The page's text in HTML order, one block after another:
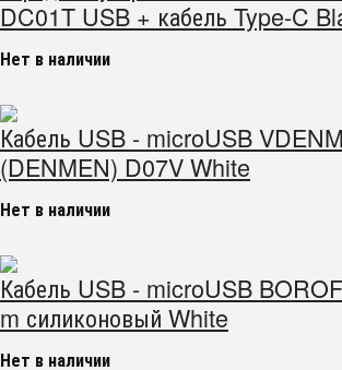
DC01T USB + кабель Type-C
Нет в наличии
Кабель USB - microUSB
(DENMEN) D07V White
Нет в наличии
Кабель USB - microUSB
m силиконовый White
Нет в наличии